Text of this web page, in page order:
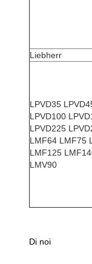
Liebherr
LPVD35
LPVD100
LPVD225
LMF64 LMF75
LMF125
LMV90
Di noi